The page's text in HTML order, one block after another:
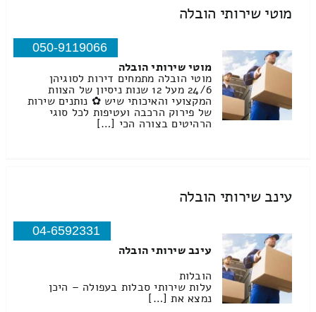
מוטי שירותי הובלה
050-9119066
מוטי שירותי הובלה
מוטי הובלה מתמחים דירות לסוגיהן
24/6 מעל 12 שנות ניסיון של הצוות
המקצועי והאיכותי שיש ✿ נותנים שירות
של פירוק הרכבה ועטיפות לכל סוגי
הרהיטים בצורה הכי […]
עינב שירותי הובלה
04-6592331
עינב שירותי הובלה
הובלות
עלות שירותי סבלות בעפולה – היכן
נמצא את […]